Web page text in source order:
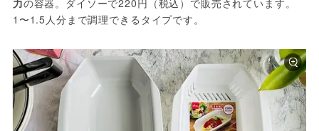
1〜1.5人分まで調理できるタイプです。